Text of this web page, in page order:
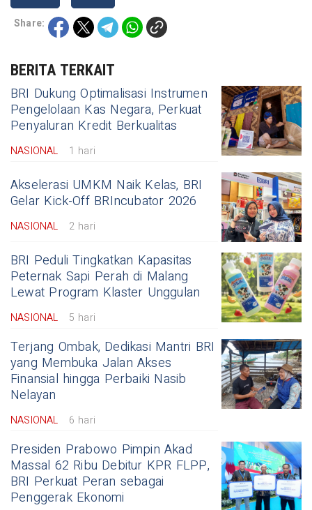
Share:
BERITA TERKAIT
BRI Dukung Optimalisasi Instrumen
Pengelolaan Kas Negara, Perkuat
Penyaluran Kredit Berkualitas
NASIONAL 1 hari
Akselerasi UMKM Naik Kelas, BRI
Gelar Kick-Off BRIncubator 2026
NASIONAL 2 hari
BRI Peduli Tingkatkan Kapasitas
Peternak Sapi Perah di Malang
Lewat Program Klaster Unggulan
NASIONAL 5 hari
Terjang Ombak, Dedikasi Mantri BRI
yang Membuka Jalan Akses
Finansial hingga Perbaiki Nasib
Nelayan
NASIONAL 6 hari
Presiden Prabowo Pimpin Akad
Massal 62 Ribu Debitur KPR FLPP,
BRI Perkuat Peran sebagai
Penggerak Ekonomi